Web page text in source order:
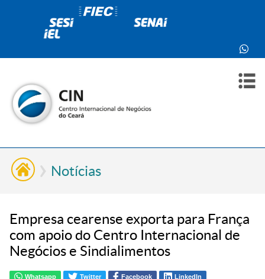
Notícias
Empresa cearense exporta para França
com apoio do Centro Internacional de
Negócios e Sindialimentos
Whatsapp Twitter Facebook LinkedIn